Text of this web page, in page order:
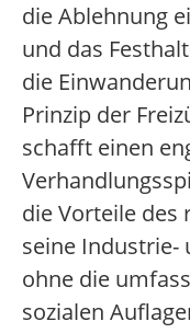
die Ablehnung
und das
die
Prinzip der
schafft einen
die Vorteile des
seine Industrie-
ohne die
sozialen